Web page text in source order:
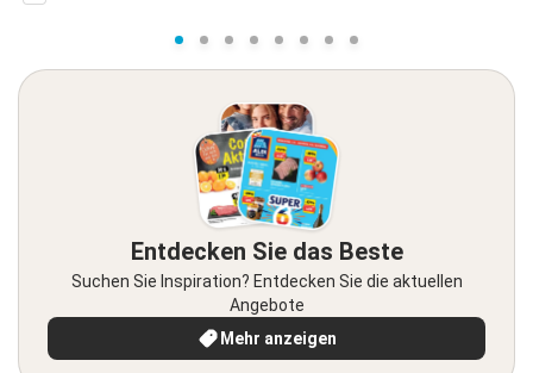
Entdecken Sie das Beste
Suchen Sie Inspiration? Entdecken Sie die aktuellen
Angebote
Mehr anzeigen